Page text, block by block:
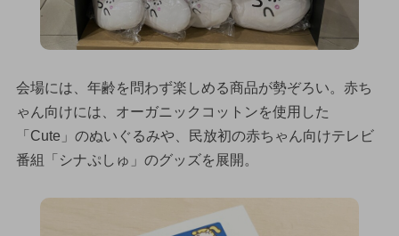
会場には、年齢を問わず楽しめる商品が勢ぞろい。赤ち
ゃん向けには、オーガニックコットンを使用した
「Cute」のぬいぐるみや、民放初の赤ちゃん向けテレビ
番組「シナぷしゅ」のグッズを展開。